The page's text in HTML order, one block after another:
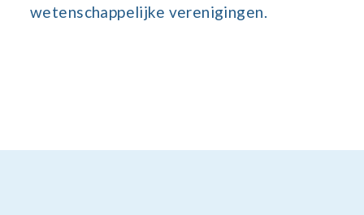
wetenschappelijke verenigingen.